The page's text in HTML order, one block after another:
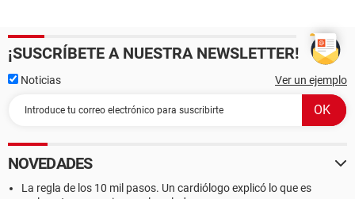
¡SUSCRÍBETE A NUESTRA NEWSLETTER!
Noticias Ver un ejemplo
NOVEDADES
La regla de los 10 mil pasos. Un cardiólogo explicó lo que es